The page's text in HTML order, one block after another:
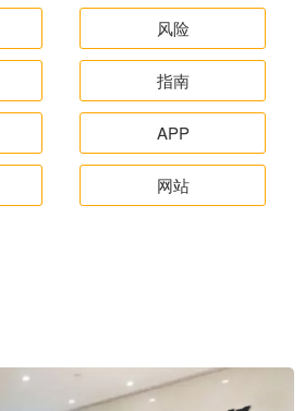
风险
指南
APP
网站